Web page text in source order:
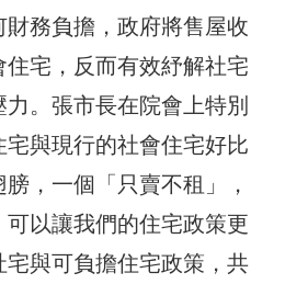
務負擔，政府將售屋收
住宅，反而有效紓解社宅
。張市長在院會上特別
宅與現行的社會住宅好比
，一個「只賣不租」，
以讓我們的住宅政策更
與可負擔住宅政策，共